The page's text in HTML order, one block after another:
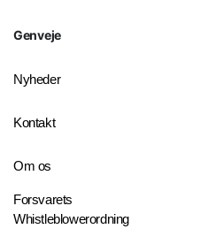
Genveje
Nyheder
Kontakt
Om os
Forsvarets
Whistleblowerordning